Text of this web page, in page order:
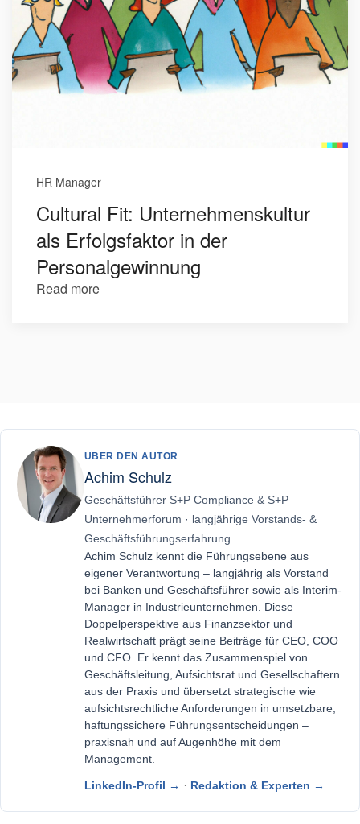
HR Manager
Cultural Fit: Unternehmenskultur
als Erfolgsfaktor in der
Personalgewinnung
Read more
ÜBER DEN AUTOR
Achim Schulz
Geschäftsführer S+P Compliance & S+P
Unternehmerforum · langjährige Vorstands- &
Geschäftsführungserfahrung
Achim Schulz kennt die Führungsebene aus
eigener Verantwortung – langjährig als Vorstand
bei Banken und Geschäftsführer sowie als Interim-
Manager in Industrieunternehmen. Diese
Doppelperspektive aus Finanzsektor und
Realwirtschaft prägt seine Beiträge für CEO, COO
und CFO. Er kennt das Zusammenspiel von
Geschäftsleitung, Aufsichtsrat und Gesellschaftern
aus der Praxis und übersetzt strategische wie
aufsichtsrechtliche Anforderungen in umsetzbare,
haftungssichere Führungsentscheidungen –
praxisnah und auf Augenhöhe mit dem
Management.
LinkedIn-Profil → · Redaktion & Experten →